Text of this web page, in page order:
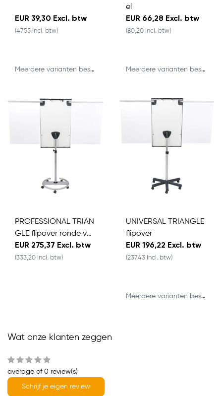
EUR 39,30 Excl. btw
(47,55 Incl. btw)
Meerdere varianten beschikbaar
el
EUR 66,28 Excl. btw
(80,20 Incl. btw)
Meerdere varianten beschikbaar
PROFESSIONAL TRIAN
GLE flipover ronde voe
tEUR 275,37 Excl. btw
(333,20 Incl. btw)
UNIVERSAL TRIANGLE
flipover
EUR 196,22 Excl. btw
(237,43 Incl. btw)
Meerdere varianten beschikbaar
Wat onze klanten zeggen
average of 0 review(s)
Schrijf je eigen review